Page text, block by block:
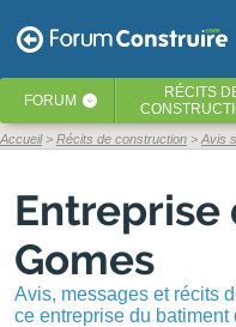
FORUM ‹ RÉCITS
Accueil Récits de construction Avis
Gomes
Avis, messages et récits
ce entreprise du batiment